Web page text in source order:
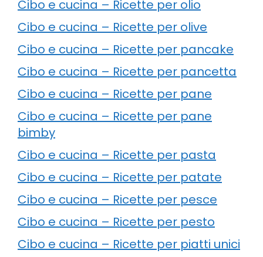
Cibo e cucina – Ricette per olio
Cibo e cucina – Ricette per olive
Cibo e cucina – Ricette per pancake
Cibo e cucina – Ricette per pancetta
Cibo e cucina – Ricette per pane
Cibo e cucina – Ricette per pane
bimby
Cibo e cucina – Ricette per pasta
Cibo e cucina – Ricette per patate
Cibo e cucina – Ricette per pesce
Cibo e cucina – Ricette per pesto
Cibo e cucina – Ricette per piatti unici